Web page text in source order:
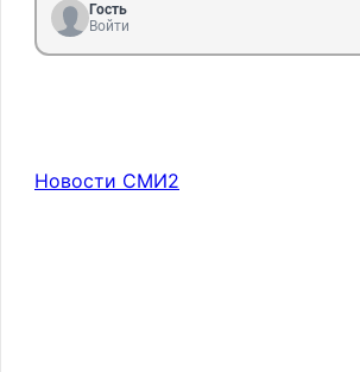
Гость
Войти
Новости СМИ2